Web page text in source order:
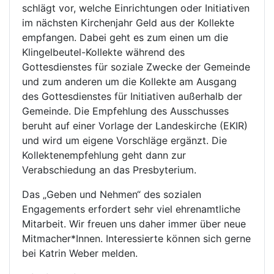
schlägt vor, welche Einrichtungen oder Initiativen
im nächsten Kirchenjahr Geld aus der Kollekte
empfangen. Dabei geht es zum einen um die
Klingelbeutel-Kollekte während des
Gottesdienstes für soziale Zwecke der Gemeinde
und zum anderen um die Kollekte am Ausgang
des Gottesdienstes für Initiativen außerhalb der
Gemeinde. Die Empfehlung des Ausschusses
beruht auf einer Vorlage der Landeskirche (EKIR)
und wird um eigene Vorschläge ergänzt. Die
Kollektenempfehlung geht dann zur
Verabschiedung an das Presbyterium.
Das „Geben und Nehmen“ des sozialen
Engagements erfordert sehr viel ehrenamtliche
Mitarbeit. Wir freuen uns daher immer über neue
Mitmacher*Innen. Interessierte können sich gerne
bei Katrin Weber melden.